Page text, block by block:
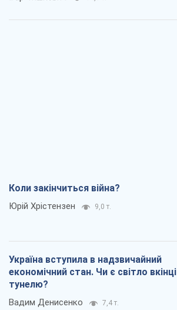
Коли закінчиться війна?
Юрій Хрістензен 9,0 т.
Україна вступила в надзвичайний
економічний стан. Чи є світло вкінці
тунелю?
Вадим Денисенко 7,4 т.